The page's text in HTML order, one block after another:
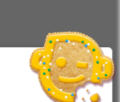
Dan gebruik je de